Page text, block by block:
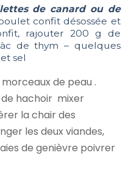
de canard ou de
confit désossée et
rajouter 200 g de
de thym – quelques
sel
de peau .
de hachoir mixer
la chair des
les deux viandes,
de genièvre poivrer